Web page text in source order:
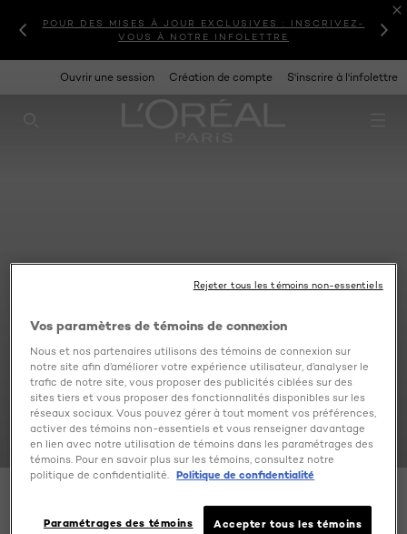
POUR DES MISES À JOUR EXCLUSIVES : INSCRIVEZ-
VOUS À NOTRE INFOLETTRE
Ouvrir une session Création de compte S'inscrire à l'infolettre
INFALLIBLE FULL WEAR
CONCEALER
SPECIFY MY NEEDS
Vos paramètres de témoins de connexion
Nous et nos partenaires utilisons des témoins de connexion sur
notre site afin d’améliorer votre expérience utilisateur, d’analyser le
trafic de notre site, vous proposer des publicités ciblées sur des
sites tiers et vous proposer des fonctionnalités disponibles sur les
réseaux sociaux. Vous pouvez gérer à tout moment vos préférences,
activer des témoins non-essentiels et vous renseigner davantage
en lien avec notre utilisation de témoins dans les paramétrages des
témoins. Pour en savoir plus sur les témoins, consultez notre
politique de confidentialité. Politique de confidentialité
Accepter tous les témoins
Paramétrages des témoins
Rejeter tous les témoins non-essentiels